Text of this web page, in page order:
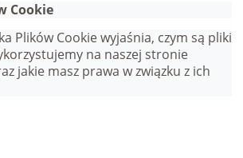
Webmaster:Adam Jędrychowski| Wszelkie
prawa zastrzeżone
Cookie
Plików Cookie wyjaśnia, czym są pliki
na naszej stronie
jakie masz prawa w związku z ich